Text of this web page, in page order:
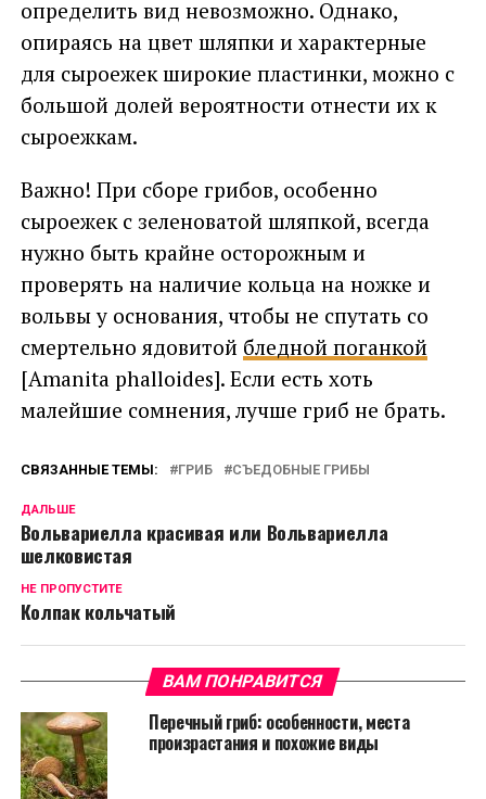
определить вид невозможно. Однако,
опираясь на цвет шляпки и характерные
для сыроежек широкие пластинки, можно с
большой долей вероятности отнести их к
сыроежкам.
Важно! При сборе грибов, особенно
сыроежек с зеленоватой шляпкой, всегда
нужно быть крайне осторожным и
проверять на наличие кольца на ножке и
вольвы у основания, чтобы не спутать со
смертельно ядовитой бледной поганкой
[Amanita phalloides]. Если есть хоть
малейшие сомнения, лучше гриб не брать.
СВЯЗАННЫЕ ТЕМЫ: ГРИБ СЪЕДОБНЫЕ ГРИБЫ
ДАЛЬШЕ
Вольвариелла красивая или Вольвариелла
шелковистая
НЕ ПРОПУСТИТЕ
Колпак кольчатый
ВАМ ПОНРАВИТСЯ
Перечный гриб: особенности, места
произрастания и похожие виды